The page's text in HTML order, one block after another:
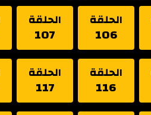
الحلقة
106
الحلقة
107
الحلقة
116
الحلقة
117